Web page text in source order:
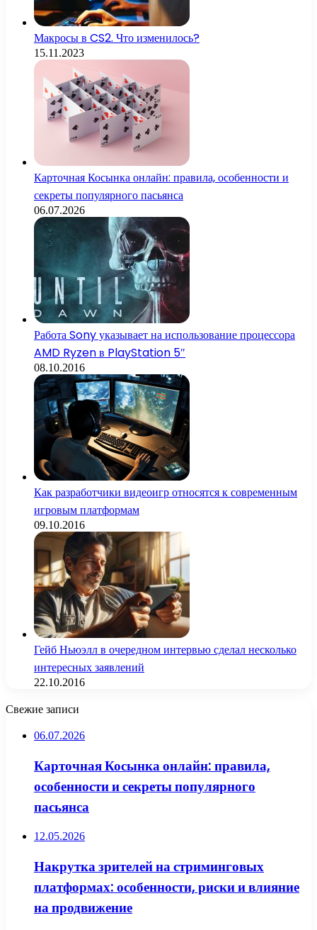
Макросы в CS2. Что изменилось?
15.11.2023
Карточная Косынка онлайн: правила, особенности и
секреты популярного пасьянса
06.07.2026
Работа Sony указывает на использование процессора
AMD Ryzen в PlayStation 5″
08.10.2016
Как разработчики видеоигр относятся к современным
игровым платформам
09.10.2016
Гейб Ньюэлл в очередном интервью сделал несколько
интересных заявлений
22.10.2016
Свежие записи
06.07.2026
Карточная Косынка онлайн: правила,
особенности и секреты популярного
пасьянса
12.05.2026
Накрутка зрителей на стриминговых
платформах: особенности, риски и влияние
на продвижение